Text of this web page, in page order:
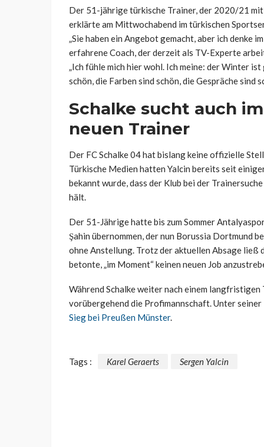
Der 51-jährige türkische Trainer, der 2020/21
erklärte am Mittwochabend im türkischen
„Sie haben ein Angebot gemacht, aber ich denke
erfahrene Coach, der derzeit als TV-Experte
„Ich fühle mich hier wohl. Ich meine: der Winter
schön, die Farben sind schön, die Gespräche sind
Schalke sucht auch
neuen Trainer
Der FC Schalke 04 hat bislang keine offizielle
Türkische Medien hatten Yalcin bereits seit
bekannt wurde, dass der Klub bei der
hält.
Der 51-Jährige hatte bis zum Sommer
Şahin übernommen, der nun Borussia Dortmund
ohne Anstellung. Trotz der aktuellen Absage
betonte, „im Moment“ keinen neuen Job
Während Schalke weiter nach einem
vorübergehend die Profimannschaft. Unter
Sieg bei Preußen Münster.
Tags : Karel Geraerts Sergen Yalcin